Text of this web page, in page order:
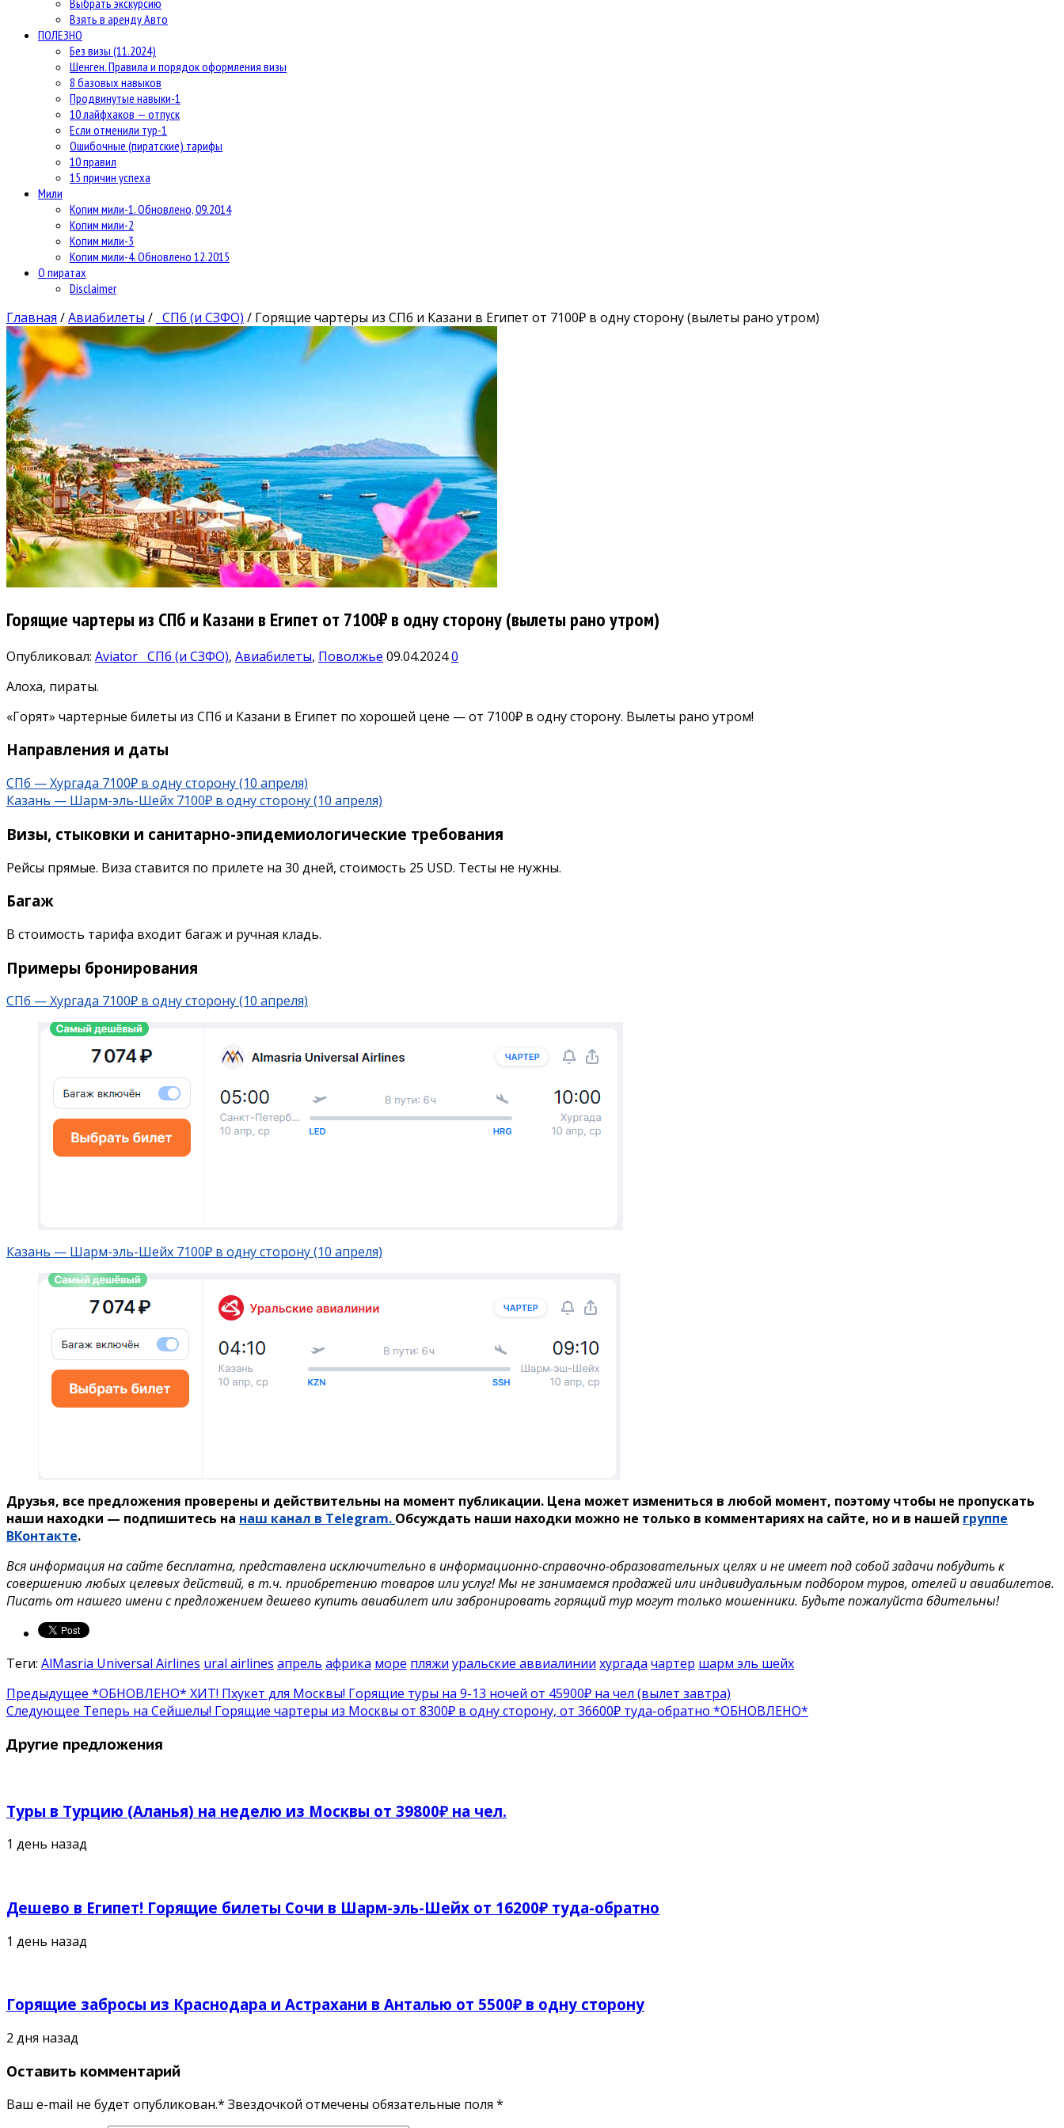
Взять в аренду Авто
ПОЛЕЗНО
Без визы (11.2024)
Шенген. Правила и порядок оформления визы
8 базовых навыков
Продвинутые навыки-1
10 лайфхаков — отпуск
Если отменили тур-1
Ошибочные (пиратские) тарифы
10 правил
15 причин успеха
Мили
Копим мили-1. Обновлено, 09.2014
Копим мили-2
Копим мили-3
Копим мили-4. Обновлено 12.2015
О пиратах
Disclaimer
Главная /Авиабилеты / СПб (и СЗФО) / Горящие чартеры из СПб и Казани в Египет от 7100₽ в одну сторону (вылеты рано утром)
Горящие чартеры из СПб и Казани в Египет от 7100₽ в одну сторону (вылеты рано утром)
Опубликовал: Aviator СПб (и СЗФО), Авиабилеты, Поволжье 09.04.20240
Алоха, пираты.
«Горят» чартерные билеты из СПб и Казани в Египет по хорошей цене — от 7100₽ в одну сторону. Вылеты рано утром!
Направления и даты
СПб — Хургада 7100₽ в одну сторону (10 апреля)
Казань — Шарм-эль-Шейх 7100₽ в одну сторону (10 апреля)
Визы, стыковки и санитарно-эпидемиологические требования
Рейсы прямые. Виза ставится по прилете на 30 дней, стоимость 25 USD. Тесты не нужны.
Багаж
В стоимость тарифа входит багаж и ручная кладь.
Примеры бронирования
СПб — Хургада 7100₽ в одну сторону (10 апреля)
Казань — Шарм-эль-Шейх 7100₽ в одну сторону (10 апреля)
Друзья, все предложения проверены и действительны на момент публикации. Цена может измениться в любой момент, поэтому чтобы не пропускать
наши находки — подпишитесь на наш канал в Telegram. Обсуждать наши находки можно не только в комментариях на сайте, но и в нашей группе
ВКонтакте.
Вся информация на сайте бесплатна, представлена исключительно в информационно-справочно-образовательных целях и не имеет под собой задачи побудить к
совершению любых целевых действий, в т.ч. приобретению товаров или услуг! Мы не занимаемся продажей или индивидуальным подбором туров, отелей и авиабилетов.
Писать от нашего имени с предложением дешево купить авиабилет или забронировать горящий тур могут только мошенники. Будьте пожалуйста бдительны!
Теги: AlMasria Universal Airlines ural airlines апрель африка море пляжи уральские аввиалинии хургада чартер шарм эль шейх
Предыдущее *ОБНОВЛЕНО* ХИТ! Пхукет для Москвы! Горящие туры на 9-13 ночей от 45900₽ на чел (вылет завтра)
Следующее Теперь на Сейшелы! Горящие чартеры из Москвы от 8300₽ в одну сторону, от 36600₽ туда-обратно *ОБНОВЛЕНО*
Другие предложения
Туры в Турцию (Аланья) на неделю из Москвы от 39800₽ на чел.
1 день назад
Дешево в Египет! Горящие билеты Сочи в Шарм-эль-Шейх от 16200₽ туда-обратно
1 день назад
Горящие забросы из Краснодара и Астрахани в Анталью от 5500₽ в одну сторону
2 дня назад
Оставить комментарий
Ваш e-mail не будет опубликован.* Звездочкой отмечены обязательные поля *